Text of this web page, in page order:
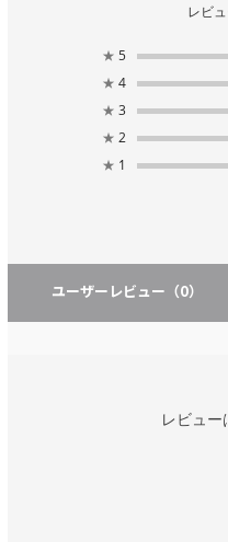
レビ
★ 5
★ 4
★ 3
★ 2
★ 1
ユーザーレビュー （0）
レビュー